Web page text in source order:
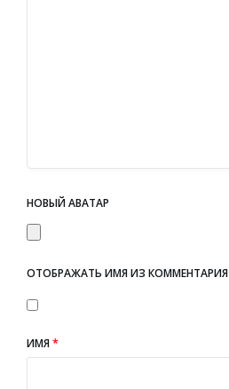
НОВЫЙ АВАТАР
ОТОБРАЖАТЬ ИМЯ ИЗ КОММЕНТАРИЯ
ИМЯ*